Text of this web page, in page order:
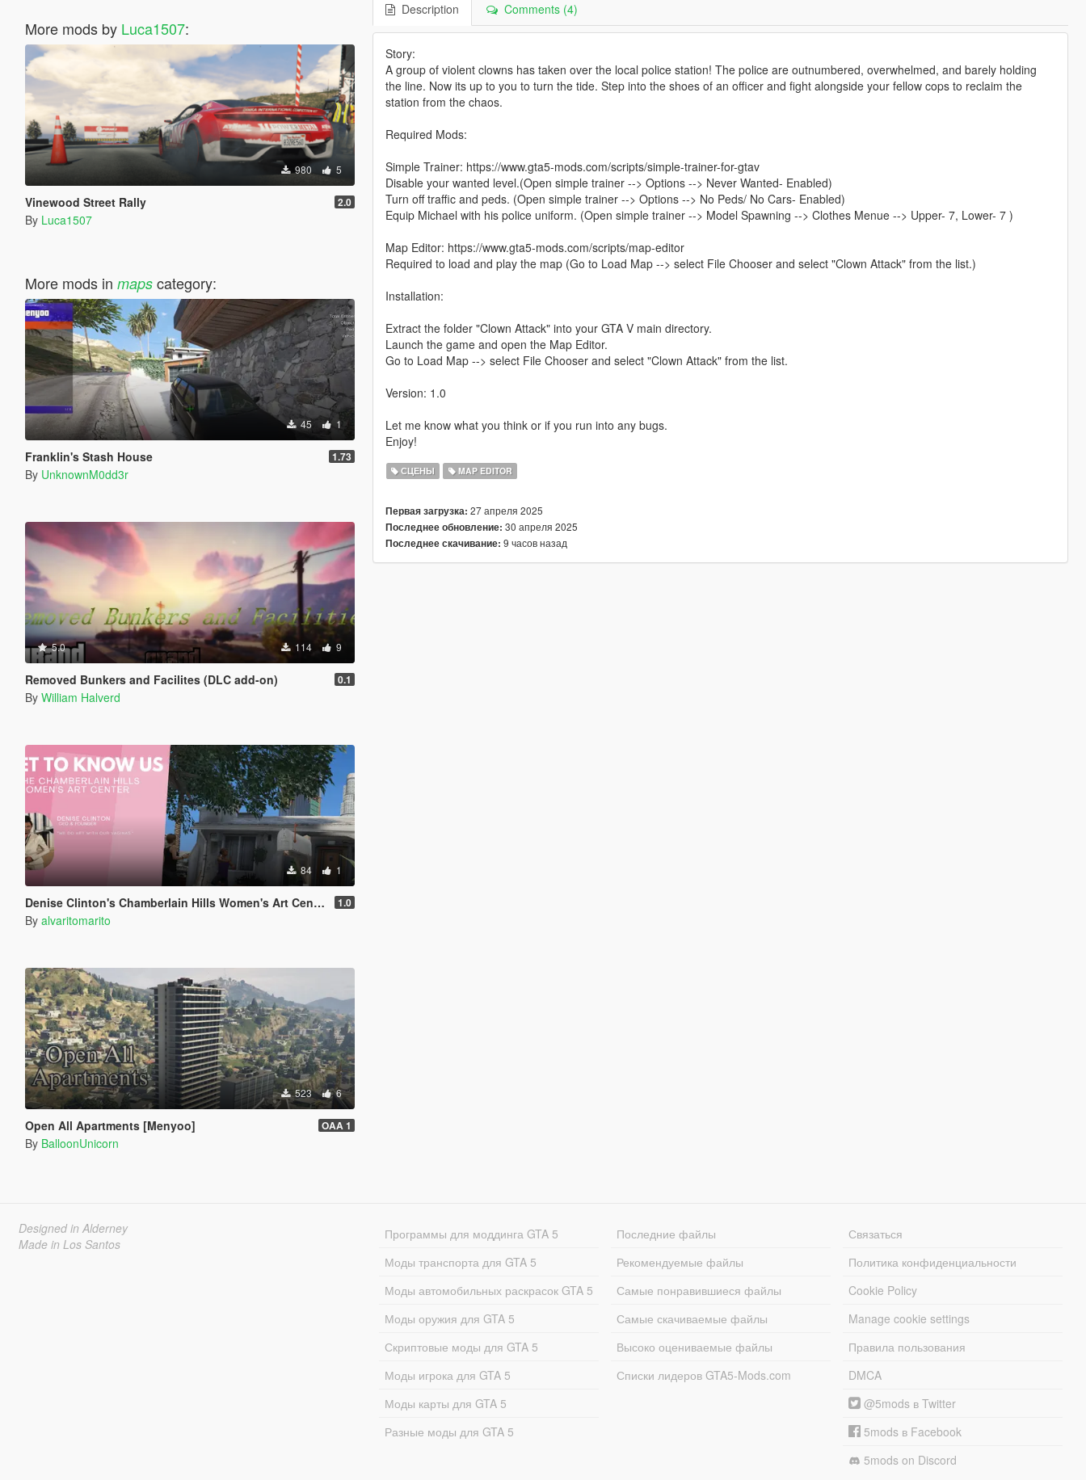
More mods by Luca1507:
980 5
Vinewood Street Rally 2.0
By Luca1507
More mods in mapscategory:
45 1
Franklin's Stash House 1.73
By UnknownM0dd3r
5.0 114 9
Removed Bunkers and Facilites (DLC add-on) 0.1
By William Halverd
84 1
Denise Clinton's Chamberlain Hills Women's Art Center 1.0
By alvaritomarito
523 6
Open All Apartments [Menyoo] OAA 1
By BalloonUnicorn
Description Comments (4)
Story:
A group of violent clowns has taken over the local police station! The police are outnumbered, overwhelmed, and barely holding
the line. Now its up to you to turn the tide. Step into the shoes of an officer and fight alongside your fellow cops to reclaim the
station from the chaos.
Required Mods:
Simple Trainer: https://www.gta5-mods.com/scripts/simple-trainer-for-gtav
Disable your wanted level.(Open simple trainer --> Options --> Never Wanted- Enabled)
Turn off traffic and peds. (Open simple trainer --> Options --> No Peds/ No Cars- Enabled)
Equip Michael with his police uniform. (Open simple trainer --> Model Spawning --> Clothes Menue --> Upper- 7, Lower- 7 )
Map Editor: https://www.gta5-mods.com/scripts/map-editor
Required to load and play the map (Go to Load Map --> select File Chooser and select "Clown Attack" from the list.)
Installation:
Extract the folder "Clown Attack" into your GTA V main directory.
Launch the game and open the Map Editor.
Go to Load Map --> select File Chooser and select "Clown Attack" from the list.
Version: 1.0
Let me know what you think or if you run into any bugs.
Enjoy!
СЦЕНЫ MAP EDITOR
Первая загрузка: 27 апреля 2025
Последнее обновление: 30 апреля 2025
Последнее скачивание: 9 часов назад
Designed in Alderney
Made in Los Santos
Программы для моддинга GTA 5
Моды транспорта для GTA 5
Моды автомобильных раскрасок GTA 5
Моды оружия для GTA 5
Скриптовые моды для GTA 5
Моды игрока для GTA 5
Моды карты для GTA 5
Разные моды для GTA 5
Последние файлы
Рекомендуемые файлы
Самые понравившиеся файлы
Самые скачиваемые файлы
Высоко оцениваемые файлы
Списки лидеров GTA5-Mods.com
Связаться
Политика конфиденциальности
Cookie Policy
Manage cookie settings
Правила пользования
DMCA
@5mods в Twitter
5mods в Facebook
5mods on Discord